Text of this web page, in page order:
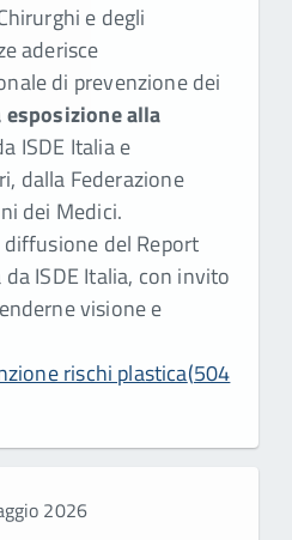
e degli
aderisce
di prevenzione dei
alla
ISDE Italia e
dalla Federazione
dei Medici.
del Report
ISDE Italia, con invito
visione e
rischi plastica(504
2026